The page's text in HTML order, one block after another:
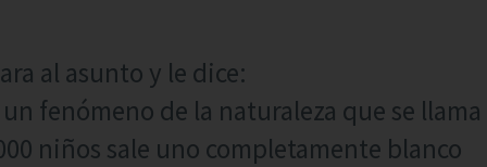
al asunto y le dice:
fenómeno de la naturaleza que se llama
niños sale uno completamente blanco